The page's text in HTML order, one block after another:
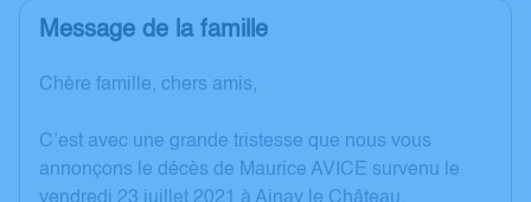
Message de la famille
Chère famille, chers amis,
C’est avec une grande tristesse que nous vous
annonçons le décès de Maurice AVICE survenu le